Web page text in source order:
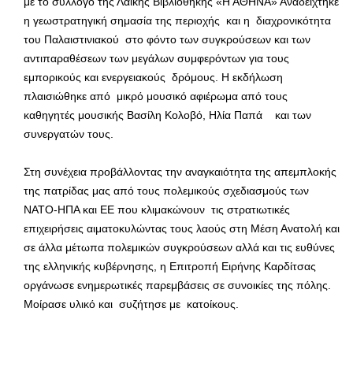
η γεωστρατηγική σημασία της περιοχής και η διαχρονικότητα
του Παλαιστινιακού στο φόντο των συγκρούσεων και των
αντιπαραθέσεων των μεγάλων συμφερόντων για τους
εμπορικούς και ενεργειακούς δρόμους. Η εκδήλωση
πλαισιώθηκε από μικρό μουσικό αφιέρωμα από τους
καθηγητές μουσικής Βασίλη Κολοβό, Ηλία Παπά και των
συνεργατών τους.
Στη συνέχεια προβάλλοντας την αναγκαιότητα της απεμπλοκής
της πατρίδας μας από τους πολεμικούς σχεδιασμούς των
ΝΑΤΟ-ΗΠΑ και ΕΕ που κλιμακώνουν τις στρατιωτικές
επιχειρήσεις αιματοκυλώντας τους λαούς στη Μέση Ανατολή και
σε άλλα μέτωπα πολεμικών συγκρούσεων αλλά και τις ευθύνες
της ελληνικής κυβέρνησης, η Επιτροπή Ειρήνης Καρδίτσας
οργάνωσε ενημερωτικές παρεμβάσεις σε συνοικίες της πόλης.
Μοίρασε υλικό και συζήτησε με κατοίκους.